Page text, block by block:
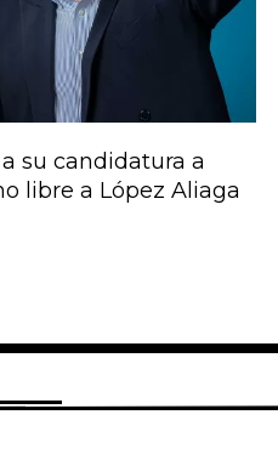
su candidatura a
libre a López Aliaga